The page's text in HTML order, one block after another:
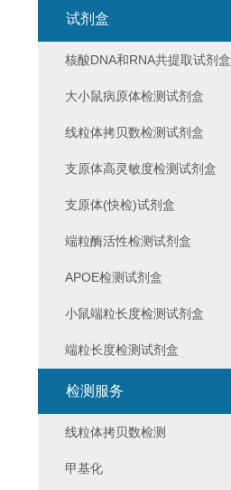
试剂盒
核酸DNA和RNA共提取试剂盒
大小鼠病原体检测试剂盒
线粒体拷贝数检测试剂盒
支原体高灵敏度检测试剂盒
支原体(快检)试剂盒
端粒酶活性检测试剂盒
APOE检测试剂盒
小鼠端粒长度检测试剂盒
端粒长度检测试剂盒
检测服务
线粒体拷贝数检测
甲基化